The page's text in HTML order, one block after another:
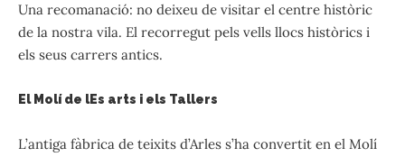
Una recomanació: no deixeu de visitar el centre històric
de la nostra vila. El recorregut pels vells llocs històrics i
els seus carrers antics.
El Molí de lEs arts i els Tallers
L’antiga fàbrica de teixits d’Arles s’ha convertit en el Molí